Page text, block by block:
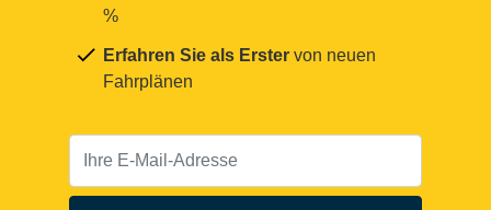
%
Erfahren Sie als Erster von neuen
Fahrplänen